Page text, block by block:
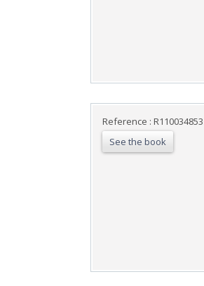
Reference : R110034853
See the book